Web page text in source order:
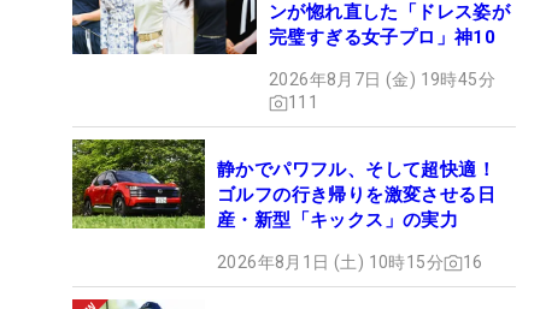
ンが惚れ直した「ドレス姿が
完璧すぎる女子プロ」神10
2026年8月7日 (金) 19時45分
111
静かでパワフル、そして超快適！
ゴルフの行き帰りを激変させる日
産・新型「キックス」の実力
2026年8月1日 (土) 10時15分 16